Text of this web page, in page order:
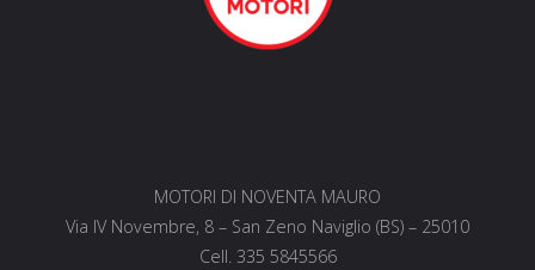
MOTORI DI NOVENTA MAURO
Via IV Novembre, 8 – San Zeno Naviglio (BS) – 25010
Cell. 335 5845566